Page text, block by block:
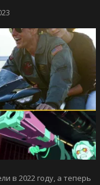
в 2022 году, а теперь